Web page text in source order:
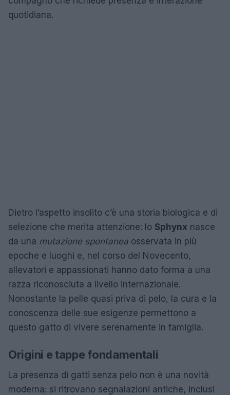
quotidiana.
Dietro l’aspetto insolito c’è una storia biologica e di
selezione che merita attenzione: lo Sphynx nasce
da una mutazione spontanea osservata in più
epoche e luoghi e, nel corso del Novecento,
allevatori e appassionati hanno dato forma a una
razza riconosciuta a livello internazionale.
Nonostante la pelle quasi priva di pelo, la cura e la
conoscenza delle sue esigenze permettono a
questo gatto di vivere serenamente in famiglia.
Origini e tappe fondamentali
La presenza di gatti senza pelo non è una novità
moderna: si ritrovano segnalazioni antiche, inclusi